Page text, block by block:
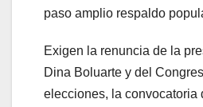
paso amplio respaldo
Exigen la renuncia de la
Dina Boluarte y del
elecciones, la convocatoria